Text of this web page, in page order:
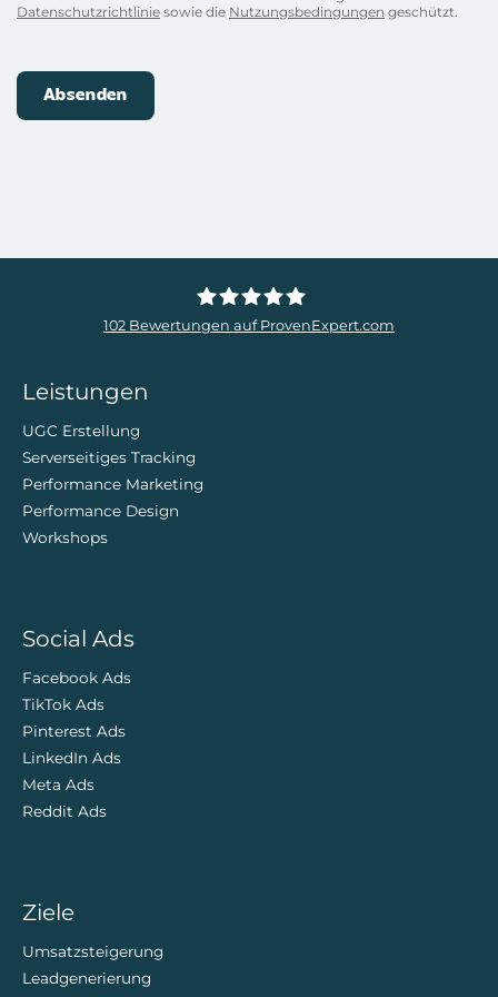
Datenschutzrichtlinie sowie die Nutzungsbedingungen geschützt.
102 Bewertungen auf ProvenExpert.com
Leistungen
UGC Erstellung
Serverseitiges Tracking
Performance Marketing
Performance Design
Workshops
Social Ads
Facebook Ads
TikTok Ads
Pinterest Ads
LinkedIn Ads
Meta Ads
Reddit Ads
Ziele
Umsatzsteigerung
Leadgenerierung